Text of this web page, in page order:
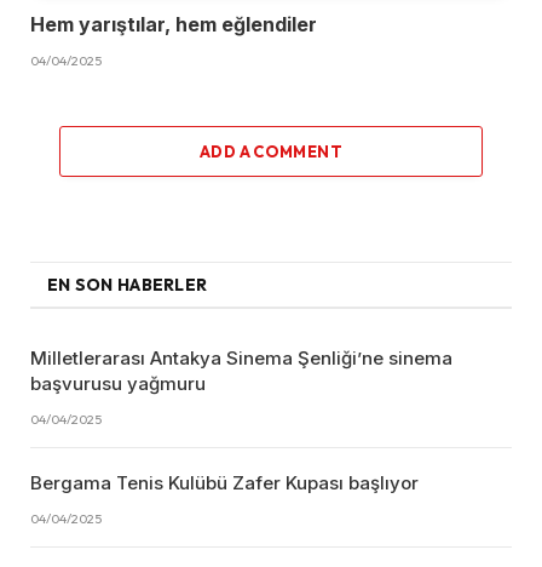
Hem yarıştılar, hem eğlendiler
04/04/2025
ADD A COMMENT
EN SON HABERLER
Milletlerarası Antakya Sinema Şenliği’ne sinema
başvurusu yağmuru
04/04/2025
Bergama Tenis Kulübü Zafer Kupası başlıyor
04/04/2025